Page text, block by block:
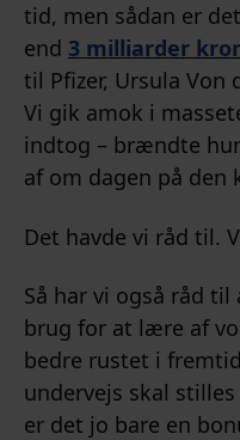
tid, men sådan er
end 3 milliarder
til Pfizer, Ursula Von
Vi gik amok i
indtog – brændte
af om dagen på den
Det havde vi råd til.
Så har vi også råd
brug for at lære af
bedre rustet i
undervejs skal
er det jo bare en